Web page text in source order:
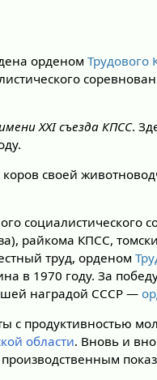
орденомТрудового
XXI съезда КПСС.
своей
социалистического
райкома КПСС,
труд, орденом
в 1970 году. За
наградой СССР —
с продуктивностью
области. Вновь и